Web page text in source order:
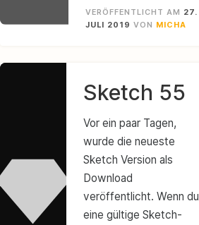
VERÖFFENTLICHT AM 27.
JULI 2019 VON MICHA
Sketch 55
Vor ein paar Tagen,
wurde die neueste
Sketch Version als
Download
veröffentlicht. Wenn du
eine gültige Sketch-